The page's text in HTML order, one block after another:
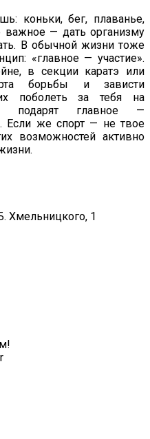
коньки, бег, плаванье,
— дать организму
В обычной жизни тоже
«главное — участие».
в секции каратэ или
борьбы и зависти
побо­леть за тебя на
подарят главное —
Если же спорт — не твое
возможностей активно
Хмельницкого, 1